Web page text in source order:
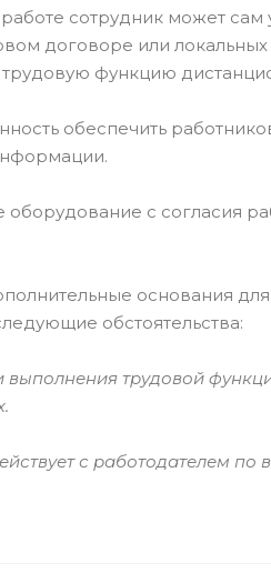
сотрудник может
договоре или
трудовую функцию
обеспечить
с согласия
основания
обстоятельства:
трудовой
с работодателем